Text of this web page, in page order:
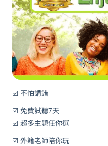
☑️ 不怕講錯
☑️ 免費試聽7天
☑️ 超多主題任你選
☑️ 外籍老師陪你玩